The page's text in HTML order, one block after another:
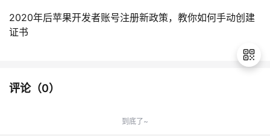
2020年后苹果开发者账号注册新政策，教你如何手动创建
证书
评论（0）
到底了~